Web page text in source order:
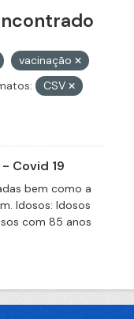
vacinação
CSV
Covid 19
bem como a
Idosos: Idosos
com 85 anos